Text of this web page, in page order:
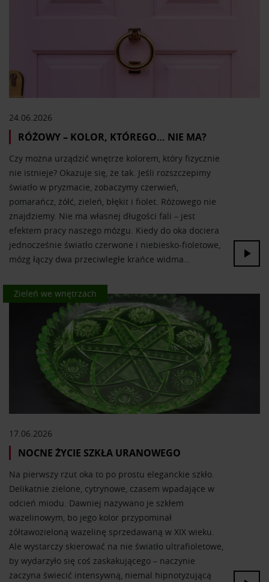
24.06.2026
RÓŻOWY – KOLOR, KTÓREGO… NIE MA?
Czy można urządzić wnętrze kolorem, który fizycznie
nie istnieje? Okazuje się, że tak. Jeśli rozszczepimy
światło w pryzmacie, zobaczymy czerwień,
pomarańcz, żółć, zieleń, błękit i fiolet. Różowego nie
znajdziemy. Nie ma własnej długości fali – jest
efektem pracy naszego mózgu. Kiedy do oka dociera
jednocześnie światło czerwone i niebiesko-fioletowe,
mózg łączy dwa przeciwległe krańce widma…
Kolor we wnętrzach
Zieleń we wnętrzach
17.06.2026
NOCNE ŻYCIE SZKŁA URANOWEGO
Na pierwszy rzut oka to po prostu eleganckie szkło.
Delikatnie zielone, cytrynowe, czasem wpadające w
odcień miodu. Dawniej nazywano je szkłem
wazelinowym, bo jego kolor przypominał
żółtawozieloną wazelinę sprzedawaną w XIX wieku.
Ale wystarczy skierować na nie światło ultrafioletowe,
by wydarzyło się coś zaskakującego – naczynie
zaczyna świecić intensywną, niemal hipnotyzującą